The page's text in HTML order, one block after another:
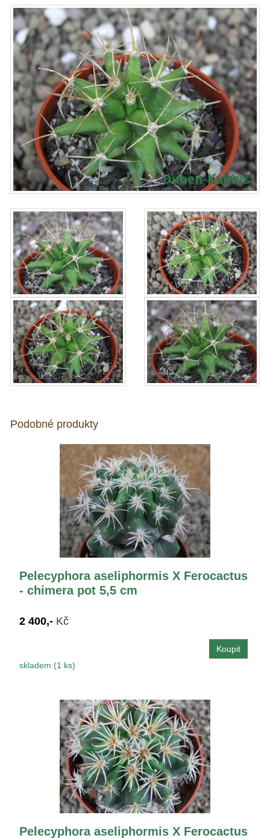
Podobné produkty
Pelecyphora aseliphormis X Ferocactus
- chimera pot 5,5 cm
2 400,- Kč
skladem (1 ks)
Pelecyphora aseliphormis X Ferocactus